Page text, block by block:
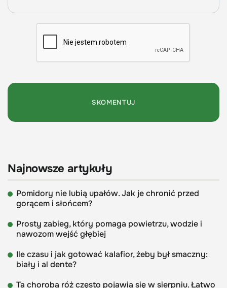
Najnowsze artykuły
Pomidory nie lubią upałów. Jak je chronić przed
gorącem i słońcem?
Prosty zabieg, który pomaga powietrzu, wodzie i
nawozom wejść głębiej
Ile czasu i jak gotować kalafior, żeby był smaczny:
biały i al dente?
Ta choroba róż często pojawia się w sierpniu. Łatwo